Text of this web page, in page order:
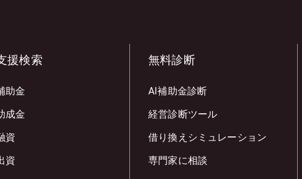
援検索
助金
成金
資
資
無料診断
AI補助金診断
経営診断ツール
借り換えシミュレーション
専門家に相談